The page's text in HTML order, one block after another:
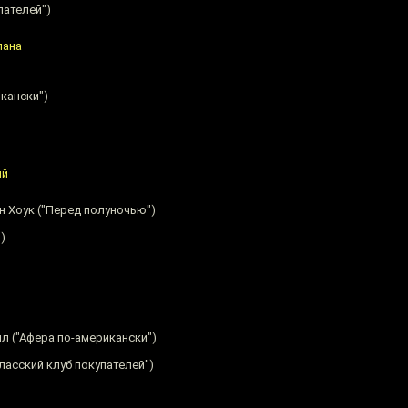
Хоук ("Перед полуночью")
("Афера по-американски")
клуб покупателей")